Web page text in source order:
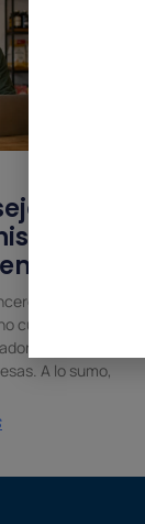
para
una
muchas
cuentan con más
Se trata de
A lo sumo,